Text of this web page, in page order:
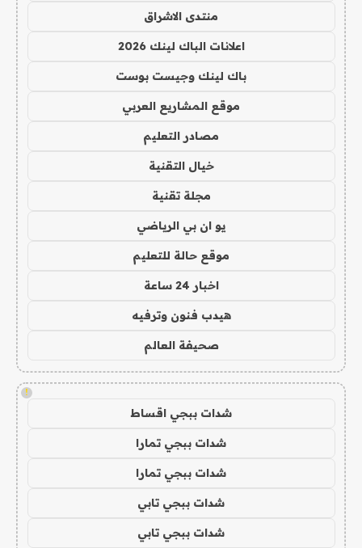
منتدى الاشراق
اعلانات الباك لينك 2026
باك لينك وجيست بوست
موقع المشاريع العربي
مصادر التعليم
خيال التقنية
مجلة تقنية
يو ان بي الرياضي
موقع حالة للتعليم
اخبار 24 ساعة
هيدب فنون وترفيه
صحيفة العالم
!
شدات ببجي اقساط
شدات ببجي تمارا
شدات ببجي تمارا
شدات ببجي تابي
شدات ببجي تابي